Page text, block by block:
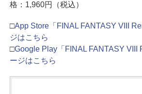
格：1,960円（税込）
□App Store「FINAL FANTASY VIII
ジはこちら
□Google Play「FINAL FANTASY VIII
ージはこちら